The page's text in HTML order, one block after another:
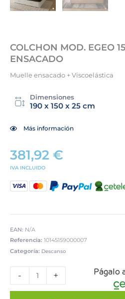
COLCHON MOD. EGEO
ENSACADO
Muelle ensacado + Viscoelástica
Dimensiones
190 x 150 x 25 cm
Más información
381,92 €
IVA INCLUIDO
EAN: N/A
Referencia: 10145159000007
Categoría: Descanso
-
150*190
+ Págalo